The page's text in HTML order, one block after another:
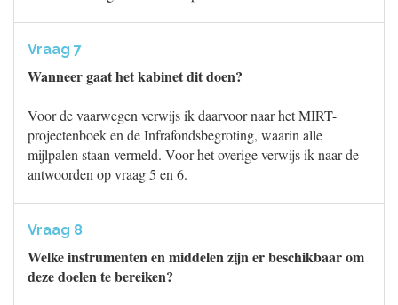
Vraag 7
Wanneer gaat het kabinet dit doen?
Voor de vaarwegen verwijs ik daarvoor naar het MIRT-
projectenboek en de Infrafondsbegroting, waarin alle
mijlpalen staan vermeld. Voor het overige verwijs ik naar de
antwoorden op vraag 5 en 6.
Vraag 8
Welke instrumenten en middelen zijn er beschikbaar om
deze doelen te bereiken?